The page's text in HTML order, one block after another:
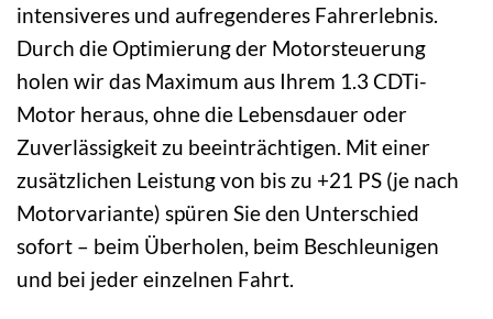
intensiveres und aufregenderes Fahrerlebnis.
Durch die Optimierung der Motorsteuerung
holen wir das Maximum aus Ihrem 1.3 CDTi-
Motor heraus, ohne die Lebensdauer oder
Zuverlässigkeit zu beeinträchtigen. Mit einer
zusätzlichen Leistung von bis zu +21 PS (je nach
Motorvariante) spüren Sie den Unterschied
sofort – beim Überholen, beim Beschleunigen
und bei jeder einzelnen Fahrt.